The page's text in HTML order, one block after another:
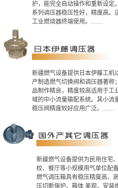
护，能完全自动操作和重新设定
系列调压器稳压性好，精度高。
工业燃烧器终端使用。……
新疆燃气设备提供日本伊藤工机
产制造燃气切换阀和调压器著称
品制作精良，精度较高适用于工
域的中小流量输配系统。其小流
稳压阀精度较好应用广泛。……
新疆燃气设备提供为民用住宅
校、餐厅等小规模用气单位配
燃气调压箱具有稳压精度高、
压切断保护、箱体 美观、安装